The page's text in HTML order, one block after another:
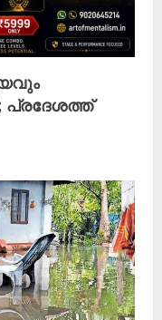
പ്രദേശത്ത്